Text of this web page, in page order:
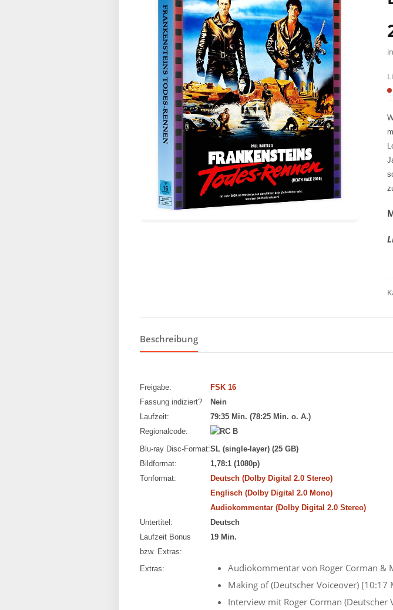
Beschreibung
Freigabe:
FSK 16
Fassung indiziert?
Nein
Laufzeit:
79:35 Min. (78:25 Min. o. A.)
Regionalcode:
Blu-ray Disc-Format:SL (single-layer) (25 GB)
Bildformat:
1,78:1 (1080p)
Tonformat:
Deutsch (Dolby Digital 2.0 Stereo)
Englisch (Dolby Digital 2.0 Mono)
Audiokommentar (Dolby Digital 2.0 Stereo)
Untertitel:
Deutsch
Laufzeit Bonus
bzw. Extras:
19 Min.
Extras:
Audiokommentar von Roger Corman &
Making of (Deutscher Voiceover) [10:17
Interview mit Roger Corman (Deutscher